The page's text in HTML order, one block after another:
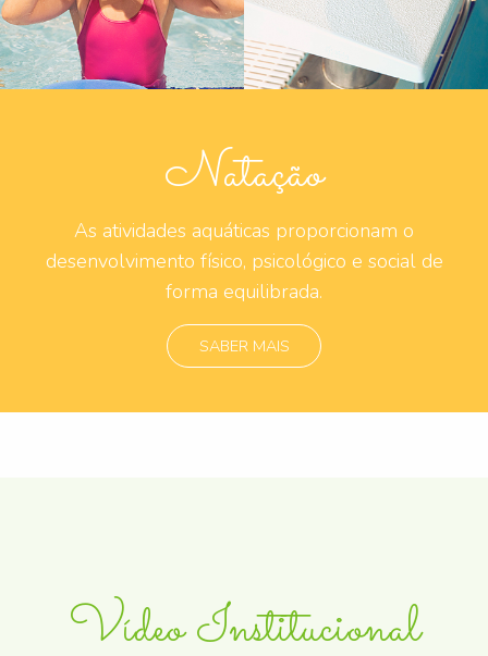
Natação
As atividades aquáticas proporcionam o
desenvolvimento físico, psicológico e social de
forma equilibrada.
SABER MAIS
Vídeo Institucional